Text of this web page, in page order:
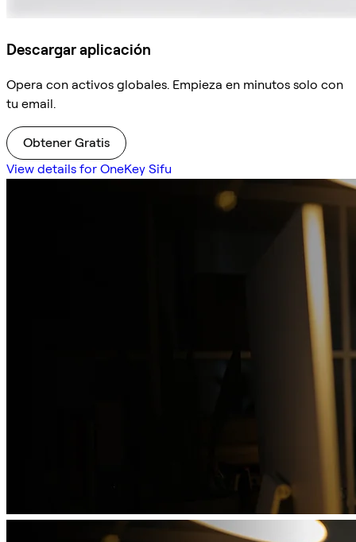
Descargar aplicación
Opera con activos globales. Empieza en minutos solo con
tu email.
Obtener Gratis
View details for OneKey Sifu